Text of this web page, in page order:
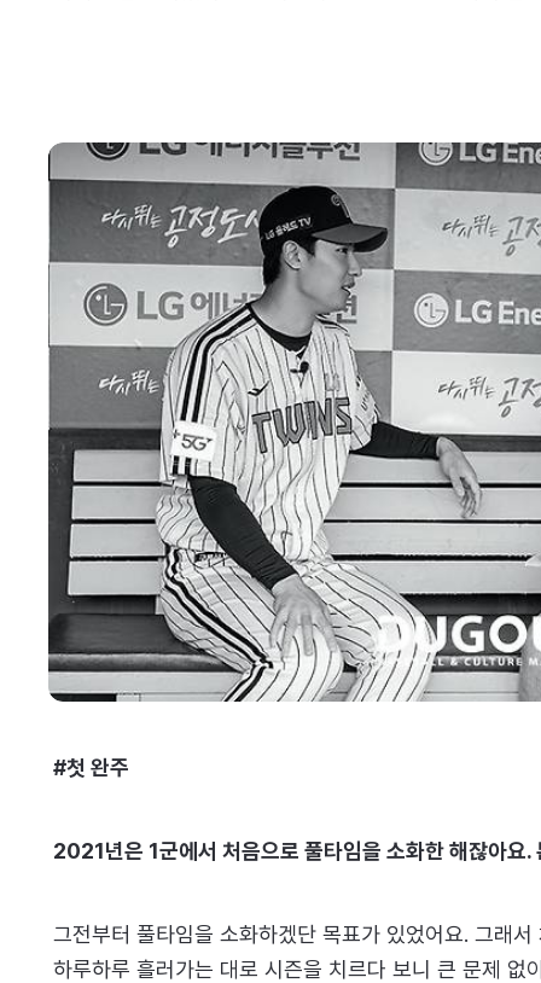
#첫 완주
2021년은 1군에서 처음으로 풀타임을 소화한 해잖아요.
그전부터 풀타임을 소화하겠단 목표가 있었어요. 그래
하루하루 흘러가는 대로 시즌을 치르다 보니 큰 문제 없